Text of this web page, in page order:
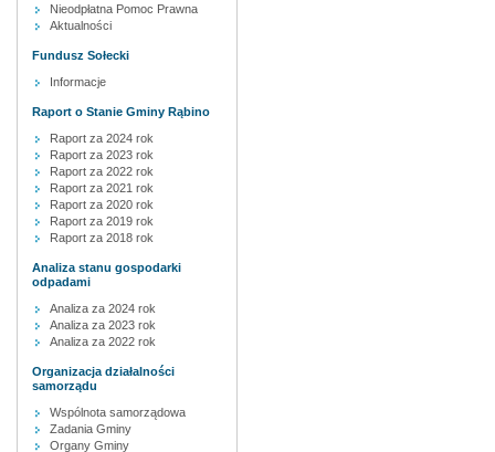
Nieodpłatna Pomoc Prawna
Aktualności
Fundusz Sołecki
Informacje
Raport o Stanie Gminy Rąbino
Raport za 2024 rok
Raport za 2023 rok
Raport za 2022 rok
Raport za 2021 rok
Raport za 2020 rok
Raport za 2019 rok
Raport za 2018 rok
Analiza stanu gospodarki
odpadami
Analiza za 2024 rok
Analiza za 2023 rok
Analiza za 2022 rok
Organizacja działalności
samorządu
Wspólnota samorządowa
Zadania Gminy
Organy Gminy